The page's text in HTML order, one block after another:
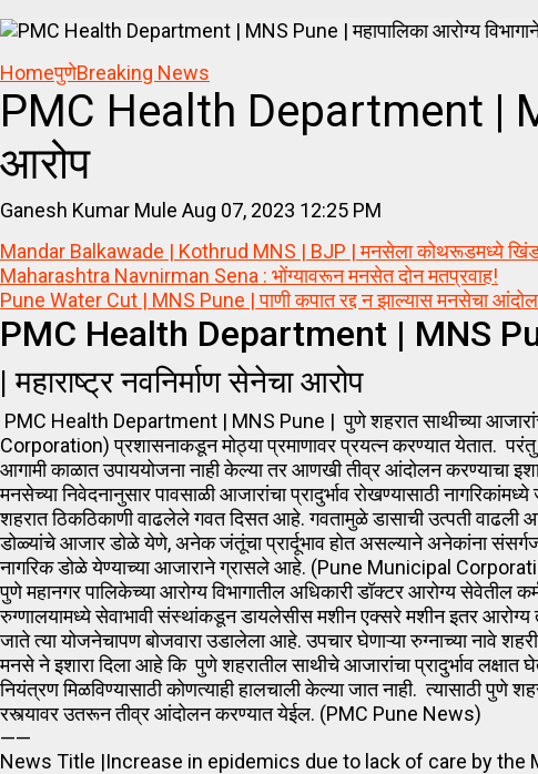
HomeपुणेBreaking News
PMC Health Department |
आरोप
Ganesh Kumar Mule Aug 07, 2023 12:25 PM
Mandar Balkawade | Kothrud MNS | BJP | मनसेला कोथरूडमध्ये
Maharashtra Navnirman Sena : भोंग्यावरून मनसेत दोन मतप्रवाह!
Pune Water Cut | MNS Pune | पाणी कपात रद्द न झाल्यास मनसेचा
PMC Health Department | MNS
| महाराष्ट्र नवनिर्माण सेनेचा आरोप
PMC Health Department | MNS Pune | पुणे शहरात साथीच्या
Corporation) प्रशासनाकडून मोठ्या प्रमाणावर प्रयत्न करण्यात येतात.
आगामी काळात उपाययोजना नाही केल्या तर आणखी तीव्र आंदोलन
मनसेच्या निवेदनानुसार पावसाळी आजारांचा प्रादुर्भाव रोखण्यासाठी
शहरात ठिकठिकाणी वाढलेले गवत दिसत आहे. गवतामुळे डासाची उत्पती वाढली
डोळ्यांचे आजार डोळे येणे, अनेक जंतूंचा प्रार्दूभाव होत असल्याने अनेकांना
नागरिक डोळे येण्याच्या आजाराने ग्रासले आहे. (Pune Municipal
पुणे महानगर पालिकेच्या आरोग्य विभागातील अधिकारी डॉक्टर आरोग्य सेवेतील
रुग्णालयामध्ये सेवाभावी संस्थांकडून डायलेसीस मशीन एक्सरे मशीन इतर आरोग्य
जाते त्या योजनेचापण बोजवारा उडालेला आहे. उपचार घेणाऱ्या रुग्नाच्या नावे
मनसे ने इशारा दिला आहे कि पुणे शहरातील साथीचे आजारांचा प्रादुर्भाव
नियंत्रण मिळविण्यासाठी कोणत्‍याही हालचाली केल्‍या जात नाही. त्यासाठी
रस्त्यावर उतरून तीव्र आंदोलन करण्यात येईल. (PMC Pune News)
——
News Title |Increase in epidemics due to lack of care by the